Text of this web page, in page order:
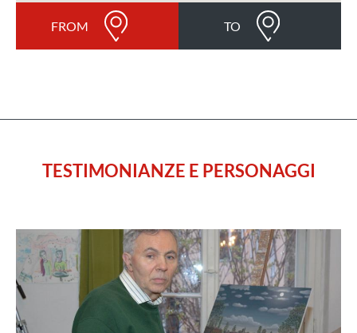
FROM TO
TESTIMONIANZE E PERSONAGGI